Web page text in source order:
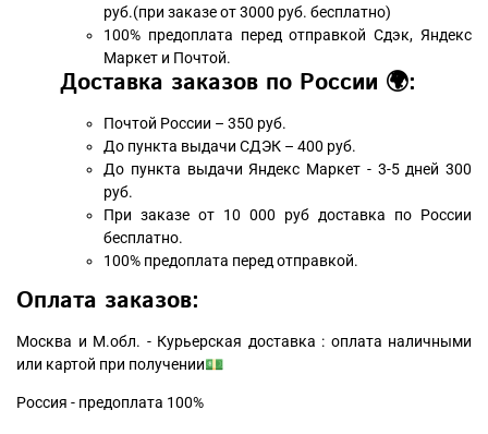
руб.(при заказе от 3000 руб. бесплатно)
100% предоплата перед отправкой Сдэк, Яндекс
Маркет и Почтой.
Доставка заказов по России 🌍:
Почтой России – 350 руб.
До пункта выдачи СДЭК – 400 руб.
До пункта выдачи Яндекс Маркет - 3-5 дней 300
руб.
При заказе от 10 000 руб доставка по России
бесплатно.
100% предоплата перед отправкой.
Оплата заказов:
Москва и М.обл. - Курьерская доставка : оплата наличными
или картой при получении💵
Россия - предоплата 100%